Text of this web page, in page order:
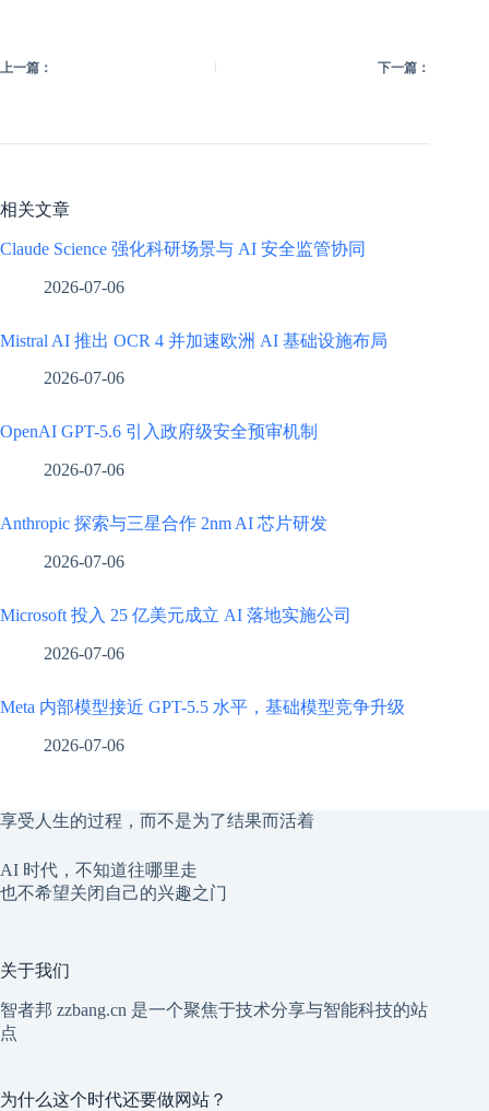
上一篇： 下一篇：
相关文章
Claude Science 强化科研场景与 AI 安全监管协同
2026-07-06
Mistral AI 推出 OCR 4 并加速欧洲 AI 基础设施布局
2026-07-06
OpenAI GPT-5.6 引入政府级安全预审机制
2026-07-06
Anthropic 探索与三星合作 2nm AI 芯片研发
2026-07-06
Microsoft 投入 25 亿美元成立 AI 落地实施公司
2026-07-06
Meta 内部模型接近 GPT-5.5 水平，基础模型竞争升级
2026-07-06
享受人生的过程，而不是为了结果而活着
AI 时代，不知道往哪里走
也不希望关闭自己的兴趣之门
关于我们
智者邦 zzbang.cn 是一个聚焦于技术分享与智能科技的站
点
为什么这个时代还要做网站？